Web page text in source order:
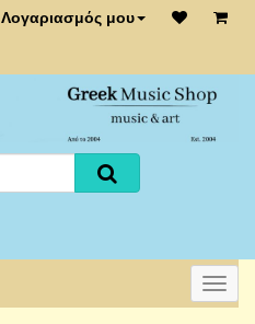
μου